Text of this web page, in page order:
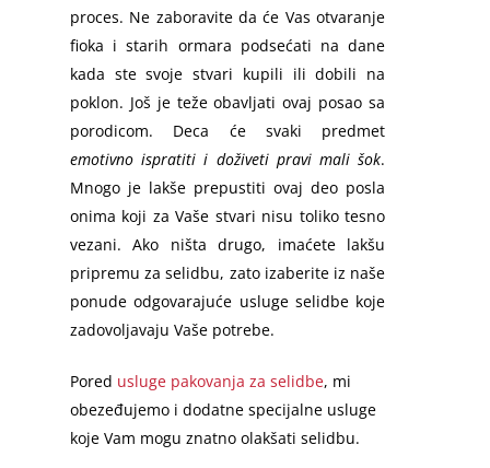
proces. Ne zaboravite da će Vas otvaranje
fioka i starih ormara podsećati na dane
kada ste svoje stvari kupili ili dobili na
poklon. Još je teže obavljati ovaj posao sa
porodicom. Deca će svaki predmet
emotivno ispratiti i doživeti pravi mali šok.
Mnogo je lakše prepustiti ovaj deo posla
onima koji za Vaše stvari nisu toliko tesno
vezani. Ako ništa drugo, imaćete lakšu
pripremu za selidbu, zato izaberite iz naše
ponude odgovarajuće usluge selidbe koje
zadovoljavaju Vaše potrebe.
Pored usluge pakovanja za selidbe, mi
obezeđujemo i dodatne specijalne usluge
koje Vam mogu znatno olakšati selidbu.